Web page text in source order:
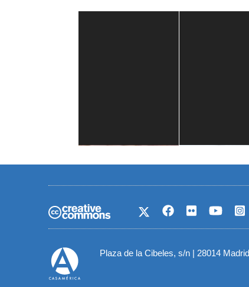
Plaza de la Cibeles, s/n | 28014